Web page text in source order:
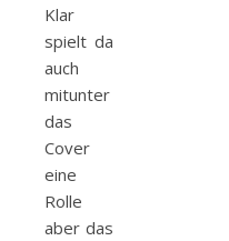
Klar
spielt da
auch
mitunter
das
Cover
eine
Rolle
aber das